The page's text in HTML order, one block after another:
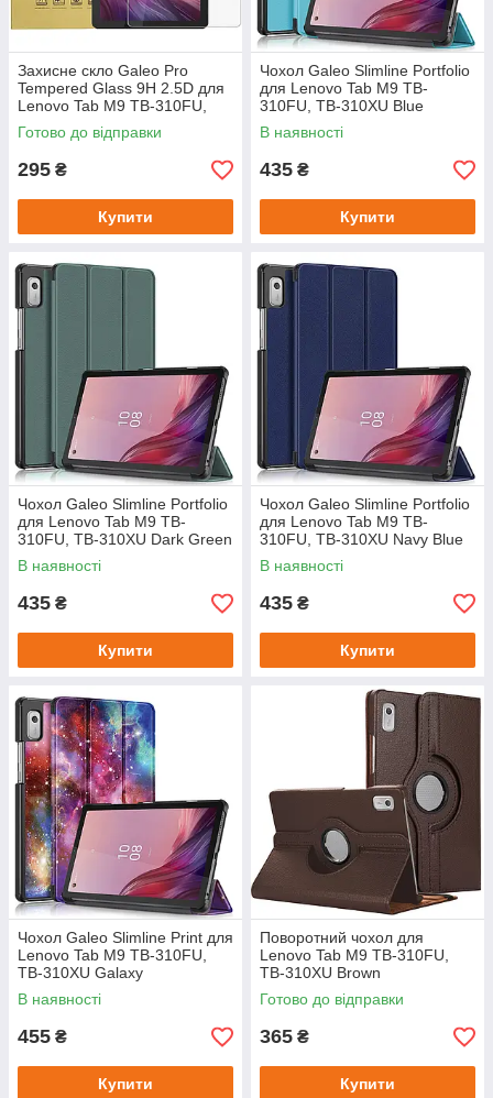
Захисне скло Galeo Pro
Tempered Glass 9H 2.5D для
Lenovo Tab M9 TB-310FU,
TB-310XU
Готово до відправки
295 ₴
Купити
Чохол Galeo Slimline Portfolio
для Lenovo Tab M9 TB-
310FU, TB-310XU Blue
В наявності
435 ₴
Купити
Чохол Galeo Slimline Portfolio
для Lenovo Tab M9 TB-
310FU, TB-310XU Dark Green
В наявності
435 ₴
Купити
Чохол Galeo Slimline Portfolio
для Lenovo Tab M9 TB-
310FU, TB-310XU Navy Blue
В наявності
435 ₴
Купити
Чохол Galeo Slimline Print для
Lenovo Tab M9 TB-310FU,
TB-310XU Galaxy
В наявності
455 ₴
Купити
Поворотний чохол для
Lenovo Tab M9 TB-310FU,
TB-310XU Brown
Готово до відправки
365 ₴
Купити